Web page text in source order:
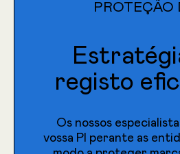
PLANO DE
Identificação de riscos
PROTEÇÃO
registo
Os nossos
vossa PI perante as